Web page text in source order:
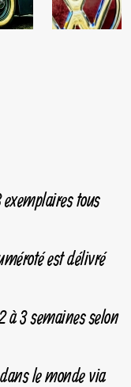
tous
est délivré
à 3 semaines selon
le monde via